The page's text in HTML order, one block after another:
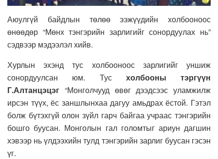
Аюулгүй байдлын төлөө ээжүүдийн холбооноос
өнөөдөр “Мөнх тэнгэрийн зарлигийг сонордуулах нь”
сэдвээр мэдээлэл хийв.
Хурлын эхэнд тус холбооноос зарлигийг уншиж
сонордуулсан юм. Тус холбооны тэргүүн
Г.Алтанцэцэг “Монголчууд өвөг дээдсээс уламжилж
ирсэн түүх, ёс заншлынхаа дагуу амьдрах ёстой. Гэтэл
болж бүтэхгүй олон зүйл гарч байгаа учраас тэнгэрийн
бошго буусан. Монголын гал голомтыг ариун дагшин
хэвээр нь үлдээхийн тулд тэнгэрийн зарлиг буусан гэсэн
үг.